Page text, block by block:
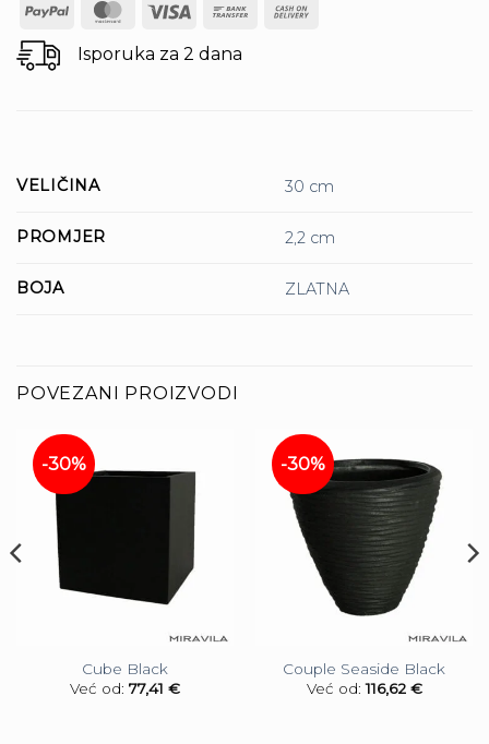
PayPal MasterCard
Visa
Bank
Isporuka za 2 dana
VELIČINA 30 cm
PROMJER 2,2 cm
BOJA ZLATNA
POVEZANI PROIZVODI
-30%
Cube Black
Već od: 77,41 €
-30%
Couple Seaside Black
Već od:116,62 €